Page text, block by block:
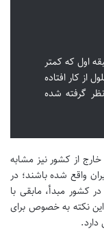
اول که کمتر
از کار افتاده
گرفته شده
خارج از کشور نیز مشابه
واقع شده باشند؛ در
کشور مبدأ، مابقی با
این نکته به خصوص برای
دارد.